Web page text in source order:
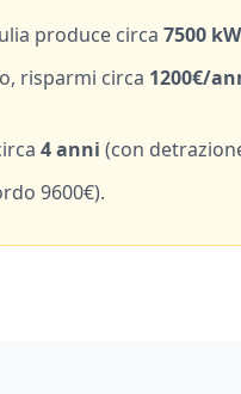
produce circa 7500
risparmi circa 1200€/
4anni (con
9600€).